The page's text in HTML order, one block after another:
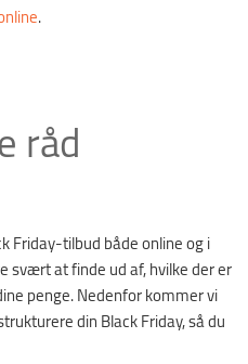
.
råd
Friday-tilbud både online og i
svært at finde ud af, hvilke der er
penge. Nedenfor kommer vi
din Black Friday, så du